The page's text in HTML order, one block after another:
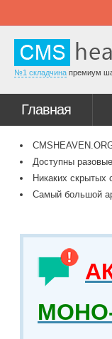
№1 складчина премиум
Главная
Доступны
Никаких скрытых
Самый большой